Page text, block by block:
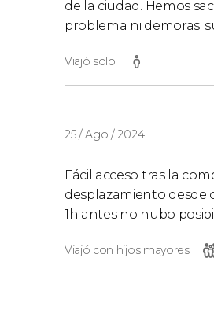
de la ciudad. Hemos
problema ni demoras.
Viajó solo
25 / Ago / 2024
Fácil acceso tras la
desplazamiento desde
1h antes no hubo
Viajó con hijos mayores